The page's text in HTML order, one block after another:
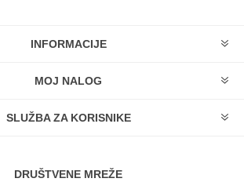
INFORMACIJE
MOJ NALOG
SLUŽBA ZA KORISNIKE
DRUŠTVENE MREŽE